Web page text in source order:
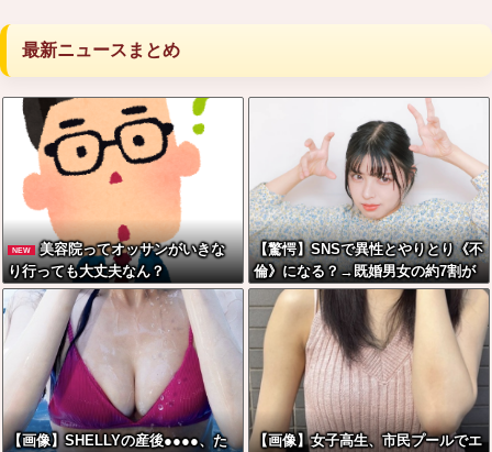
最新ニュースまとめ
NEW
美容院ってオッサンがいきな
り行っても大丈夫なん？
【驚愕】SNSで異性とやりとり《不
倫》になる？→既婚男女の約7割が
まさかの『こう』回答してしまうw
w w w w w w w
【画像】SHELLYの産後●●●●、た
【画像】女子高生、市民プールでエ